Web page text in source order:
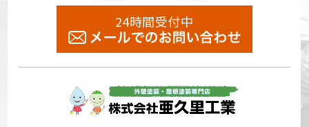
24時間受付中